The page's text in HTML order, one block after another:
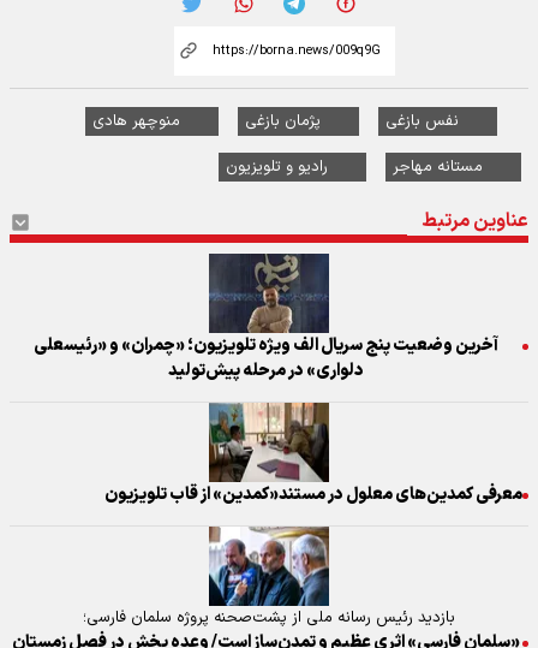
نفس بازغی پژمان بازغی
منوچهر هادی
مستانه مهاجر
رادیو و تلویزیون
عناوین مرتبط
آخرین وضعیت پنج سریال الف ویژه تلویزیون؛ «چمران» و «رئیسعلی
دلواری» در مرحله پیش‌تولید
معرفی کمدین‌های معلول در مستند«کمدین» از قاب تلویزیون
بازدید رئیس رسانه ملی از پشت‌صحنه پروژه سلمان فارسی؛
«سلمان فارسی» اثری عظیم و تمدن‌ساز است/ وعده پخش در فصل زمستان